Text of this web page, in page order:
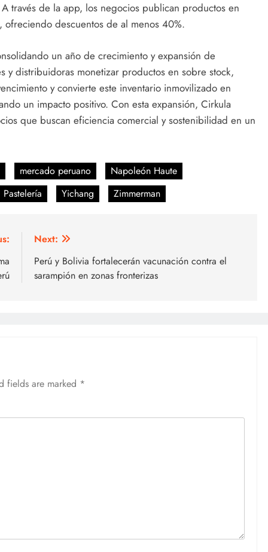
través de la app, los negocios publican productos en
descuentos de al menos 40%.
un año de crecimiento y expansión de
y distribuidoras monetizar productos en sobre stock,
y convierte este inventario inmovilizado en
un impacto positivo. Con esta expansión, Cirkula
que buscan eficiencia comercial y sostenibilidad en un
mercado peruano
Napoleón Haute
Yichang Zimmerman
Next:
Perú y Bolivia fortalecerán vacunación contra el
sarampión en zonas fronterizas
fields are marked *